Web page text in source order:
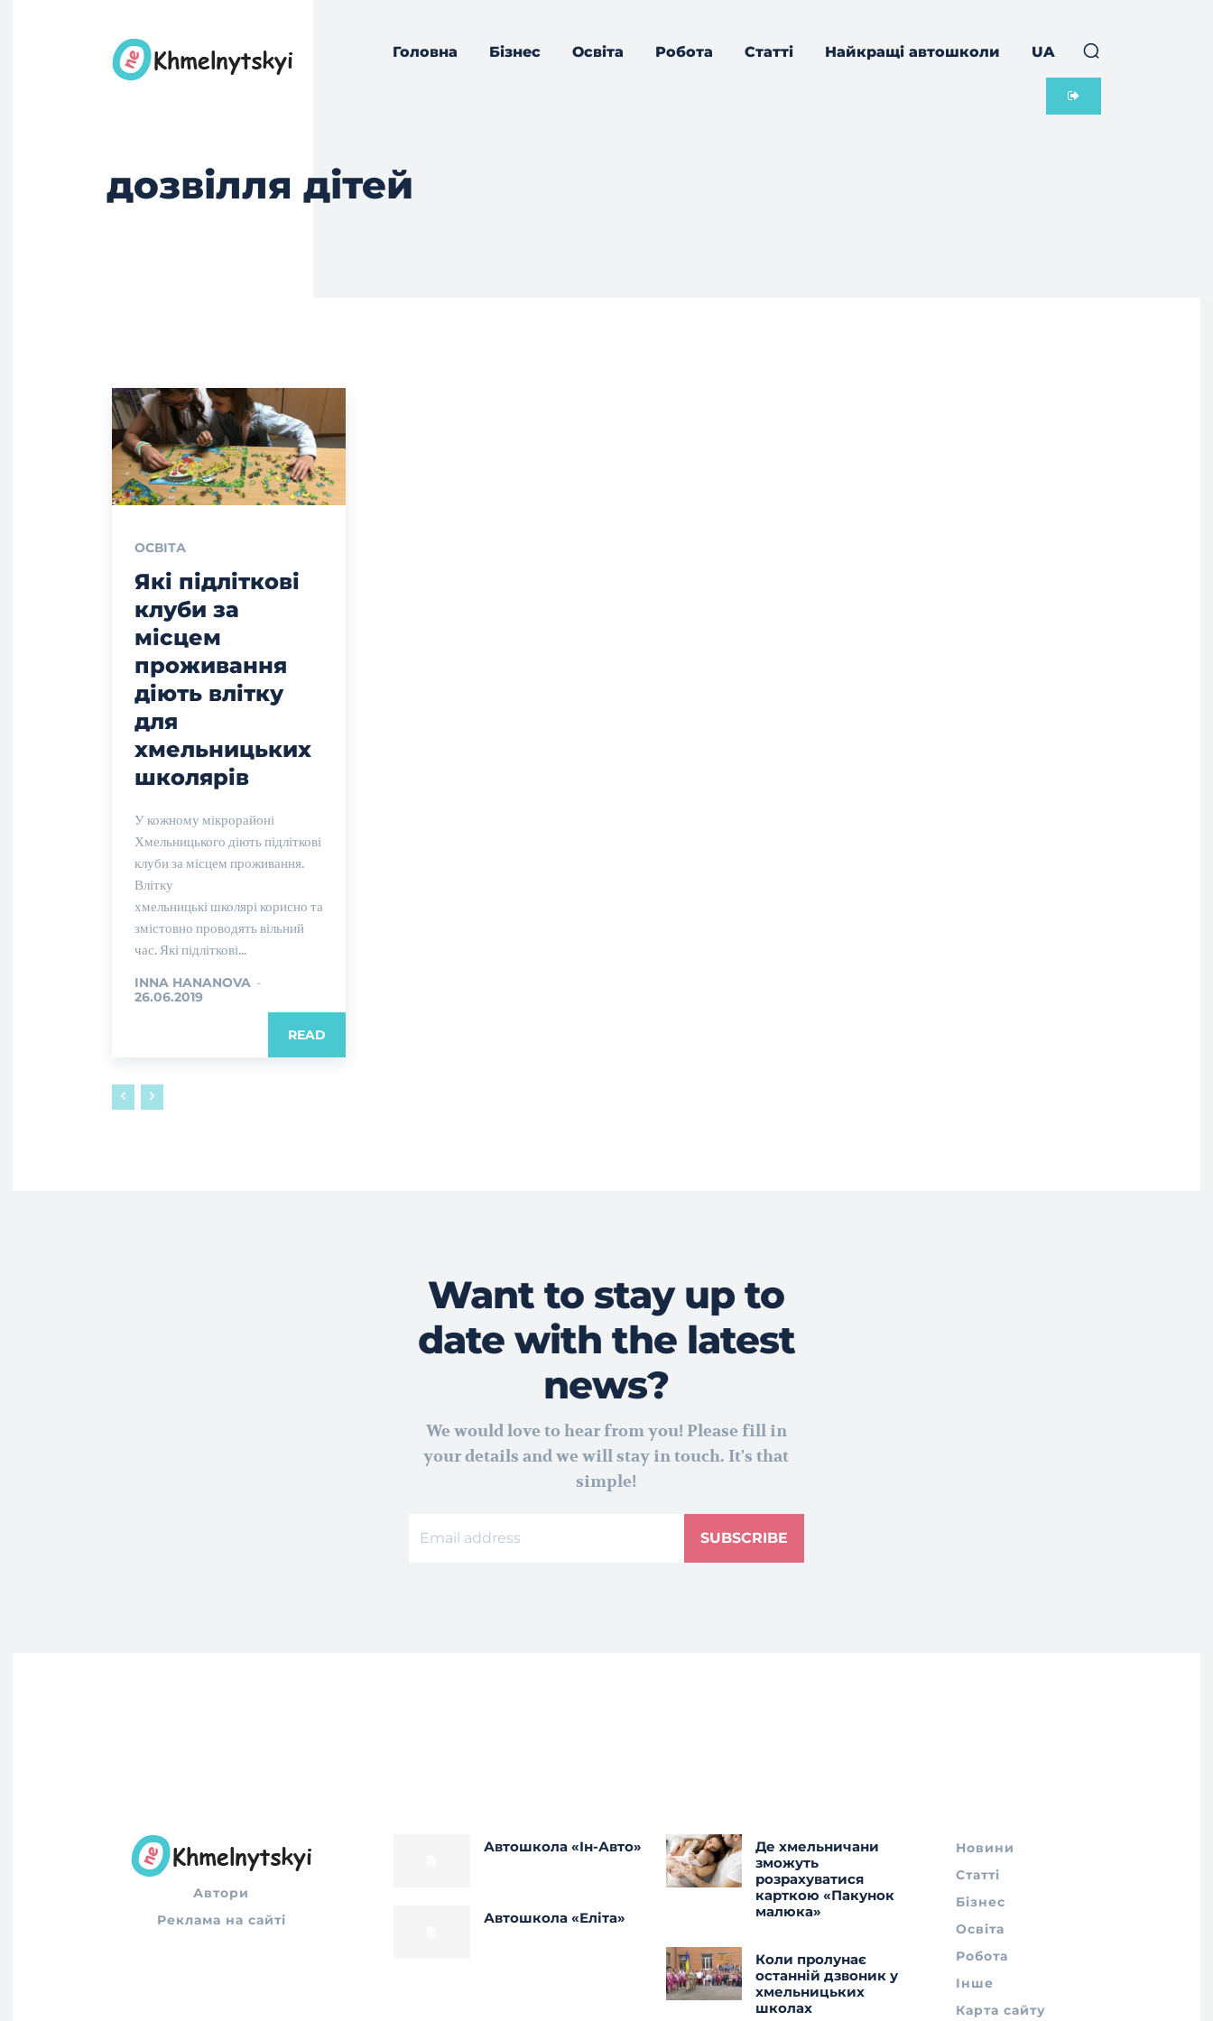
Головна Бізнес Освіта Робота Статті Найкращі автошколи UA
дозвілля дітей
ОСВІТА
Які підліткові
клуби за
місцем
проживання
діють влітку
для
хмельницьких
школярів
У кожному мікрорайоні
Хмельницького діють підліткові
клуби за місцем проживання.
Влітку
хмельницькі школярі корисно та
змістовно проводять вільний
час. Які підліткові...
INNA HANANOVA -
26.06.2019
READ
Want to stay up to
date with the latest
news?
We would love to hear from you! Please fill in
your details and we will stay in touch. It's that
simple!
SUBSCRIBE
Автори
Реклама на сайті
Автошкола «Ін-Авто»
Автошкола «Еліта»
Де хмельничани
зможуть
розрахуватися
карткою «Пакунок
малюка»
Коли пролунає
останній дзвоник у
хмельницьких
школах
Новини
Статті
Бізнес
Освіта
Робота
Інше
Карта сайту